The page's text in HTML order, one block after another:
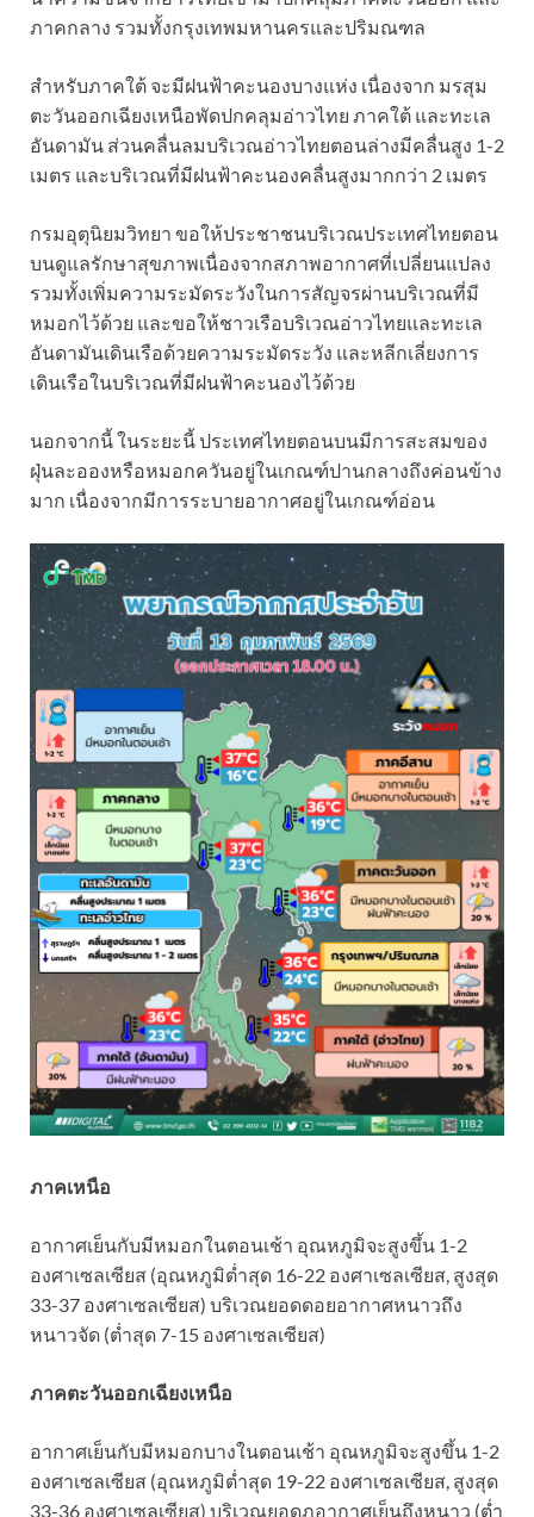
ภาคกลาง รวมทั้งกรุงเทพมหานครและปริมณฑล
สำหรับภาคใต้ จะมีฝนฟ้าคะนองบางแห่ง เนื่องจาก มรสุม
ตะวันออกเฉียงเหนือพัดปกคลุมอ่าวไทย ภาคใต้ และทะเล
อันดามัน ส่วนคลื่นลมบริเวณอ่าวไทยตอนล่างมีคลื่นสูง 1-2
เมตร และบริเวณที่มีฝนฟ้าคะนองคลื่นสูงมากกว่า 2 เมตร
กรมอุตุนิยมวิทยา ขอให้ประชาชนบริเวณประเทศไทยตอน
บนดูแลรักษาสุขภาพเนื่องจากสภาพอากาศที่เปลี่ยนแปลง
รวมทั้งเพิ่มความระมัดระวังในการสัญจรผ่านบริเวณที่มี
หมอกไว้ด้วย และขอให้ชาวเรือบริเวณอ่าวไทยและทะเล
อันดามันเดินเรือด้วยความระมัดระวัง และหลีกเลี่ยงการ
เดินเรือในบริเวณที่มีฝนฟ้าคะนองไว้ด้วย
นอกจากนี้ ในระยะนี้ ประเทศไทยตอนบนมีการสะสมของ
ฝุ่นละอองหรือหมอกควันอยู่ในเกณฑ์ปานกลางถึงค่อนข้าง
มาก เนื่องจากมีการระบายอากาศอยู่ในเกณฑ์อ่อน
ภาคเหนือ
อากาศเย็นกับมีหมอกในตอนเช้า อุณหภูมิจะสูงขึ้น 1-2
องศาเซลเซียส (อุณหภูมิต่ำสุด 16-22 องศาเซลเซียส, สูงสุด
33-37 องศาเซลเซียส) บริเวณยอดดอยอากาศหนาวถึง
หนาวจัด (ต่ำสุด 7-15 องศาเซลเซียส)
ภาคตะวันออกเฉียงเหนือ
อากาศเย็นกับมีหมอกบางในตอนเช้า อุณหภูมิจะสูงขึ้น 1-2
องศาเซลเซียส (อุณหภูมิต่ำสุด 19-22 องศาเซลเซียส, สูงสุด
33-36 องศาเซลเซียส) บริเวณยอดภูอากาศเย็นถึงหนาว (ต่ำ